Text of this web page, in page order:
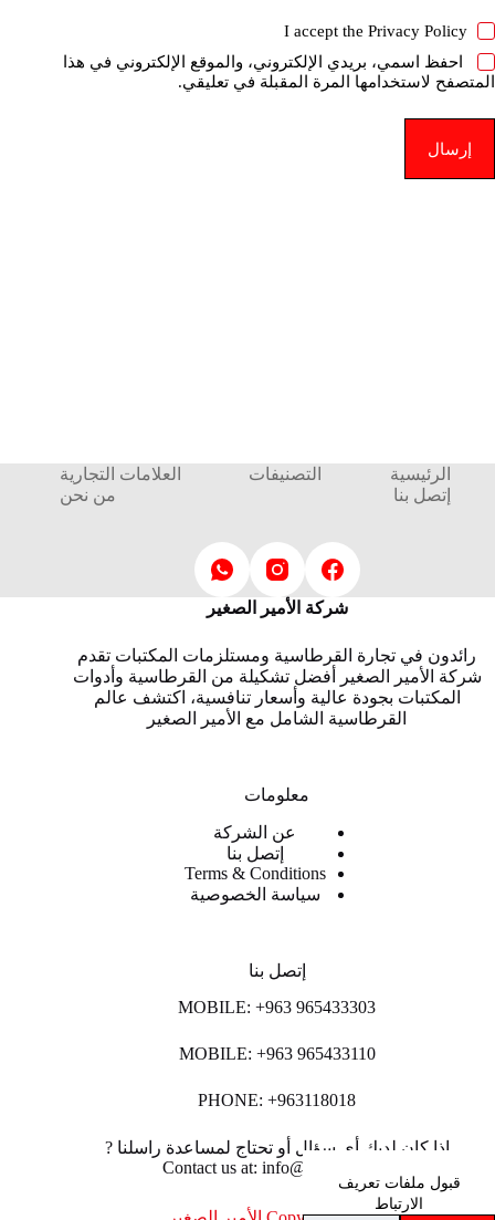
قبول ملفات تعريف
الارتباط
I accept the Privacy Policy
احفظ اسمي، بريدي الإلكتروني، والموقع الإلكتروني في هذا
المتصفح لاستخدامها المرة المقبلة في تعليقي.
إرسال
الرئيسية التصنيفات
العلامات التجارية
إتصل بنا
من نحن
شركة الأمير الصغير
رائدون في تجارة القرطاسية ومستلزمات المكتبات تقدم
شركة الأمير الصغير أفضل تشكيلة من القرطاسية وأدوات
المكتبات بجودة عالية وأسعار تنافسية، اكتشف عالم
القرطاسية الشامل مع الأمير الصغير
معلومات
عن الشركة
إتصل بنا
Terms & Conditions
سياسة الخصوصية
إتصل بنا
MOBILE: +963 965433303
MOBILE: +963 965433110
PHONE: +963118018
اذا كان لديك أي سؤال أو تحتاج لمساعدة راسلنا ?
Contact us at: info@lpco-llc.com